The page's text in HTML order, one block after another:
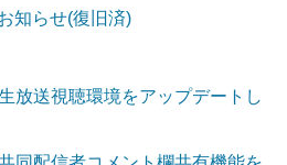
知らせ(復旧済)
放送視聴環境をアップデートし